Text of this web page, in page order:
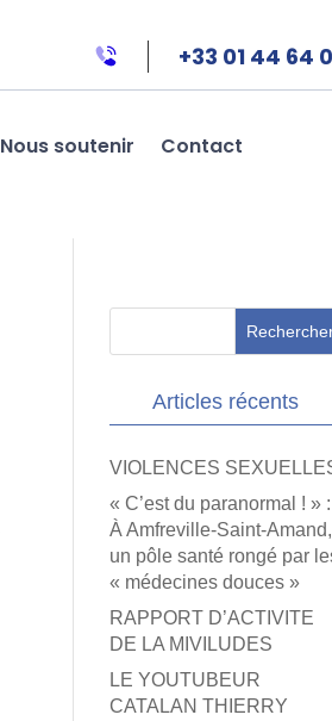
+33 01 44 64
Nous soutenir Contact
Articles récents
VIOLENCES
« C’est du paranormal ! » :
À Amfreville-Saint-Amand,
un pôle santé rongé par
« médecines douces »
RAPPORT D’ACTIVITE
DE LA MIVILUDES
LE YOUTUBEUR
CATALAN THIERRY